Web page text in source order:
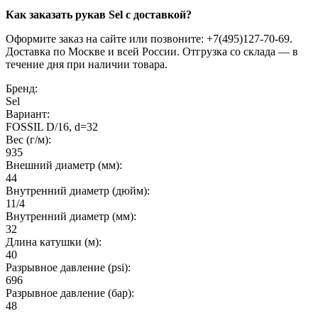
Как заказать рукав Sel с доставкой?
Оформите заказ на сайте или позвоните: +7(495)127-70-69.
Доставка по Москве и всей России. Отгрузка со склада — в
течение дня при наличии товара.
Бренд:
Sel
Вариант:
FOSSIL D/16, d=32
Вес (г/м):
935
Внешний диаметр (мм):
44
Внутренний диаметр (дюйм):
11/4
Внутренний диаметр (мм):
32
Длина катушки (м):
40
Разрывное давление (psi):
696
Разрывное давление (бар):
48